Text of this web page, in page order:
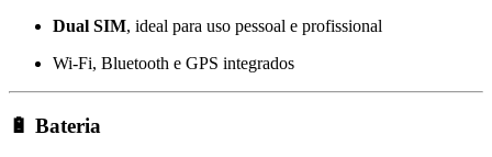
Dual SIM, ideal para uso pessoal e profissional
Wi-Fi, Bluetooth e GPS integrados
🔋 Bateria